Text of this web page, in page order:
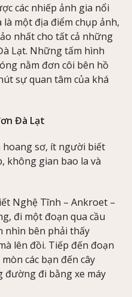
các nhiếp ảnh gia nổi
một địa điểm chụp ảnh,
nhất cho tất cả những
Lạt. Những tấm hình
nằm đơn côi bên hồ
sự quan tâm của khá
Đà Lạt
sơ, ít người biết
không gian bao la và
Nghệ Tĩnh – Ankroet –
đi một đoạn qua cầu
nhìn bên phải thấy
lên đồi. Tiếp đến đoạn
các bạn đến cây
đường đi bằng xe máy